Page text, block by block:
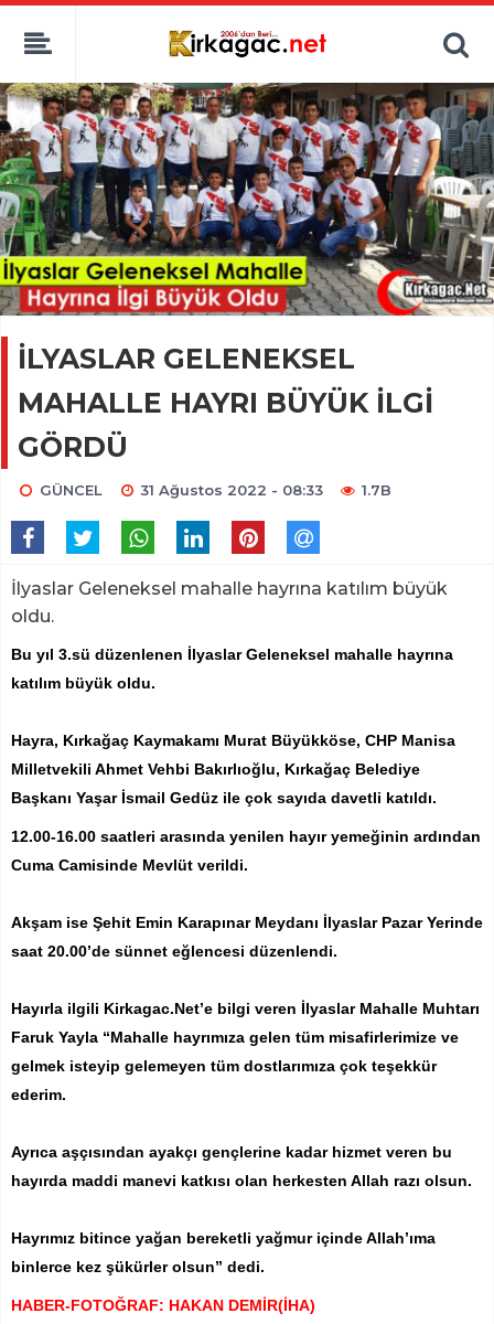
İLYASLAR GELENEKSEL
MAHALLE HAYRI BÜYÜK İLGİ
GÖRDÜ
GÜNCEL 31 Ağustos 2022 - 08:33 1.7B
İlyaslar Geleneksel mahalle hayrına katılım büyük
oldu.
Bu yıl 3.sü düzenlenen İlyaslar Geleneksel mahalle hayrına
katılım büyük oldu.
Hayra, Kırkağaç Kaymakamı Murat Büyükköse, CHP Manisa
Milletvekili Ahmet Vehbi Bakırlıoğlu, Kırkağaç Belediye
Başkanı Yaşar İsmail Gedüz ile çok sayıda davetli katıldı.
12.00-16.00 saatleri arasında yenilen hayır yemeğinin ardından
Cuma Camisinde Mevlüt verildi.
Akşam ise Şehit Emin Karapınar Meydanı İlyaslar Pazar Yerinde
saat 20.00’de sünnet eğlencesi düzenlendi.
Hayırla ilgili Kirkagac.Net’e bilgi veren İlyaslar Mahalle Muhtarı
Faruk Yayla “Mahalle hayrımıza gelen tüm misafirlerimize ve
gelmek isteyip gelemeyen tüm dostlarımıza çok teşekkür
ederim.
Ayrıca aşçısından ayakçı gençlerine kadar hizmet veren bu
hayırda maddi manevi katkısı olan herkesten Allah razı olsun.
Hayrımız bitince yağan bereketli yağmur içinde Allah’ıma
binlerce kez şükürler olsun” dedi.
HABER-FOTOĞRAF: HAKAN DEMİR(İHA)